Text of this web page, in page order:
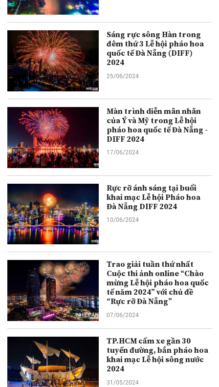
Sáng rực sông Hàn trong
đêm thứ 3 Lễ hội pháo hoa
quốc tế Đà Nẵng (DIFF)
2024
25/06/2024
Màn trình diễn mãn nhãn
của Ý và Mỹ trong Lễ hội
pháo hoa quốc tế Đà Nẵng -
DIFF 2024
17/06/2024
Rực rỡ ánh sáng tại buổi
khai mạc Lễ hội Pháo hoa
Đà Nẵng DIFF 2024
10/06/2024
Trao giải tuần thứ nhất
Cuộc thi ảnh online “Chào
mừng Lễ hội pháo hoa quốc
tế năm 2024” với chủ đề
“Rực rỡ Đà Nẵng”
07/06/2024
TP.HCM cấm xe gần 30
tuyến đường, bắn pháo hoa
khai mạc Lễ hội sông nước
2024
31/05/2024